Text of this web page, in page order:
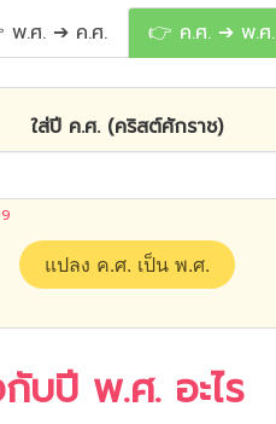
พ.ศ. ➔ ค.ศ. 👉 ค.ศ. ➔ พ.ศ.
ใส่ปี ค.ศ. (คริสต์ศักราช)
แปลง ค.ศ. เป็น พ.ศ.
บปี พ.ศ. อะไร